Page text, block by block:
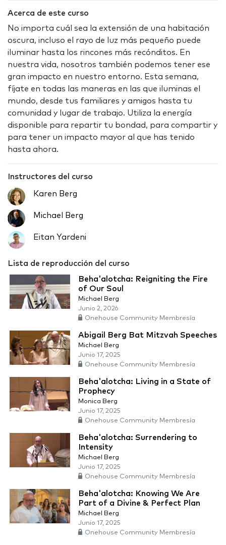
Acerca de este curso
No importa cuál sea la extensión de una habitación
oscura, incluso el rayo de luz más pequeño puede
iluminar hasta los rincones más recónditos. En
nuestra vida, nosotros también podemos tener ese
gran impacto en nuestro entorno. Esta semana,
fíjate en todas las maneras en las que iluminas el
mundo, desde tus familiares y amigos hasta tu
comunidad y lugar de trabajo. Utiliza la energía
disponible para repartir tu bondad, para compartir y
para tener un impacto mayor al que has tenido
hasta ahora.
Instructores del curso
Karen Berg
Michael Berg
Eitan Yardeni
Lista de reproducción del curso
Beha'alotcha: Reigniting the Fire
of Our Soul
Michael Berg
Junio 2, 2026
Onehouse Community Membresía
Abigail Berg Bat Mitzvah Speeches
Michael Berg
Junio 17, 2025
Onehouse Community Membresía
Beha'alotcha: Living in a State of
Prophecy
Monica Berg
Junio 17, 2025
Onehouse Community Membresía
Beha'alotcha: Surrendering to
Intensity
Michael Berg
Junio 17, 2025
Onehouse Community Membresía
Beha'alotcha: Knowing We Are
Part of a Divine & Perfect Plan
Michael Berg
Junio 17, 2025
Onehouse Community Membresía